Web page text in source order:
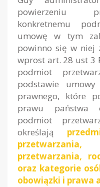
powierzeniu
konkretnemu
umowę w tym
powinno się w niej
wprost art. 28 ust 3
podmiot
podstawie
prawnego, które
prawu państwa
podmiot
określają
przetwarzania,
oraz kategorie
obowiązki i prawa